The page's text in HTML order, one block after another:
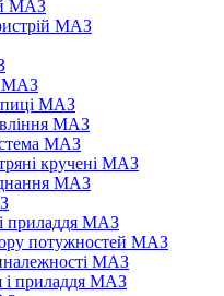
МАЗ
МАЗ
МАЗ
МАЗ
МАЗ
МАЗ
кручені МАЗ
МАЗ
приладдя МАЗ
потужностей МАЗ
МАЗ
і приладдя МАЗ